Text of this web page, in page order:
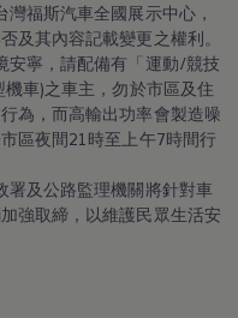
福斯汽車全國展示中心，
及其內容記載變更之權利。
安寧，請配備有「運動/競技
車)之車主，勿於市區及住
為，而高輸出功率會製造噪
區夜間21時至上午7時間行
署及公路監理機關將針對車
強取締，以維護民眾生活安